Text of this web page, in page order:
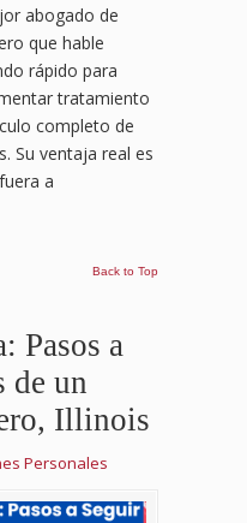
abogado de
que hable
rápido para
tratamiento
completo de
Su ventaja real es
a
Back to Top
Pasos a
de un
Illinois
Personales